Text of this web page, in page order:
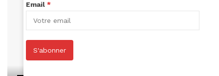
Email *
S'abonner